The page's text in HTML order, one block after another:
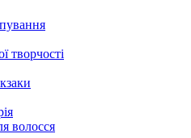
творчості
волосся